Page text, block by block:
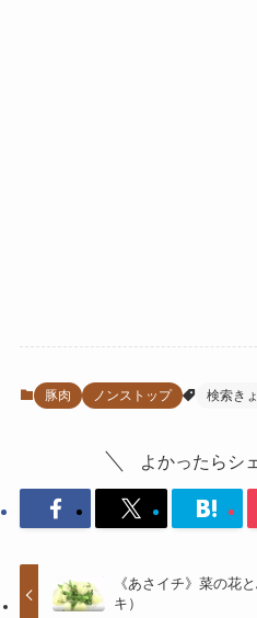
豚肉 ノンストップ 検索き
よかったらシ
《あさイチ》菜の花
キ）